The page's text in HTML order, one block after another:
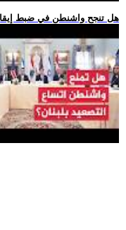
.. هل تنجح واشنطن في ضبط